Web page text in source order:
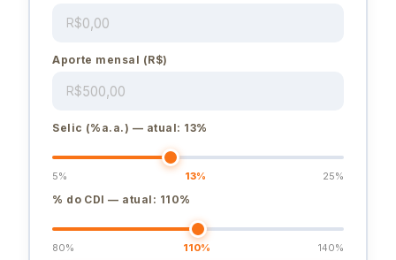
R$
Aporte mensal (R$)
R$
Selic (%a.a.) — atual: 13%
5% 13% 25%
% do CDI — atual: 110%
80% 110% 140%